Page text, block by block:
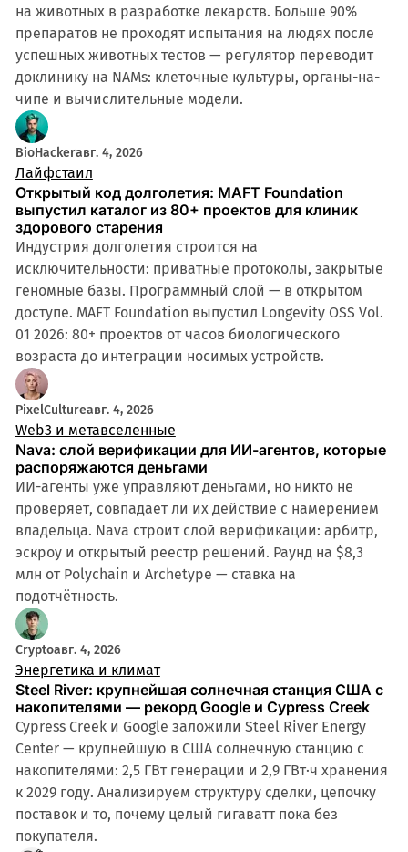
на животных в разработке лекарств. Больше 90%
препаратов не проходят испытания на людях после
успешных животных тестов — регулятор переводит
доклинику на NAMs: клеточные культуры, органы-на-
чипе и вычислительные модели.
BioHackerавг. 4, 2026
Лайфстаил
Открытый код долголетия: MAFT Foundation
выпустил каталог из 80+ проектов для клиник
здорового старения
Индустрия долголетия строится на
исключительности: приватные протоколы, закрытые
геномные базы. Программный слой — в открытом
доступе. MAFT Foundation выпустил Longevity OSS Vol.
01 2026: 80+ проектов от часов биологического
возраста до интеграции носимых устройств.
PixelCultureавг. 4, 2026
Web3 и метавселенные
Nava: слой верификации для ИИ-агентов, которые
распоряжаются деньгами
ИИ-агенты уже управляют деньгами, но никто не
проверяет, совпадает ли их действие с намерением
владельца. Nava строит слой верификации: арбитр,
эскроу и открытый реестр решений. Раунд на $8,3
млн от Polychain и Archetype — ставка на
подотчётность.
Cryptoавг. 4, 2026
Энергетика и климат
Steel River: крупнейшая солнечная станция США с
накопителями — рекорд Google и Cypress Creek
Cypress Creek и Google заложили Steel River Energy
Center — крупнейшую в США солнечную станцию с
накопителями: 2,5 ГВт генерации и 2,9 ГВт·ч хранения
к 2029 году. Анализируем структуру сделки, цепочку
поставок и то, почему целый гигаватт пока без
покупателя.